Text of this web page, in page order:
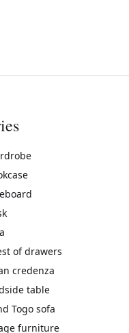
of drawers
credenza
table
Togo sofa
furniture